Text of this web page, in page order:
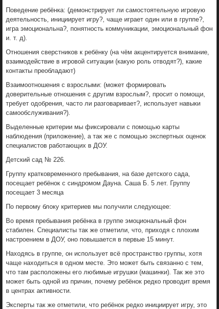
Поведение ребёнка: (демонстрирует ли самостоятельную игровую
деятельность, инициирует игру?, чаще играет один или в группе?,
игра эмоциональна?, понятность коммуникации, эмоциональный фон
и. т. д).
Отношения сверстников к ребёнку (на чём акцентируется внимание,
взаимодействие в игровой ситуации (какую роль отводят?), какие
контакты преобладают)
Взаимоотношения с взрослыми: (может формировать
доверительные отношения с другим взрослым?, просит о помощи,
требует одобрения, часто ли разговаривает?, использует навыки
самообслуживания?).
Выделенные критерии мы фиксировали с помощью карты
наблюдения (приложение), а так же с помощью экспертных оценок
специалистов работающих в ДОУ.
Детский сад № 226.
Группу кратковременного пребывания, на базе детского сада,
посещает ребёнок с синдромом Дауна. Саша Б. 5 лет. Группу
посещает 3 месяца
По первому блоку критериев мы получили следующее:
Во время пребывания ребёнка в группе эмоциональный фон
стабилен. Специалисты так же отметили, что, приходя с плохим
настроением в ДОУ, оно повышается в первые 15 минут.
Находясь в группе, он использует всё пространство группы, хотя
чаще находиться в одном месте. Это может быть связанно с тем,
что там расположены его любимые игрушки (машинки). Так же это
может быть одной из причин, почему ребёнок редко проводит время
в центрах активности.
Эксперты так же отметили, что ребёнок редко инициирует игру, это